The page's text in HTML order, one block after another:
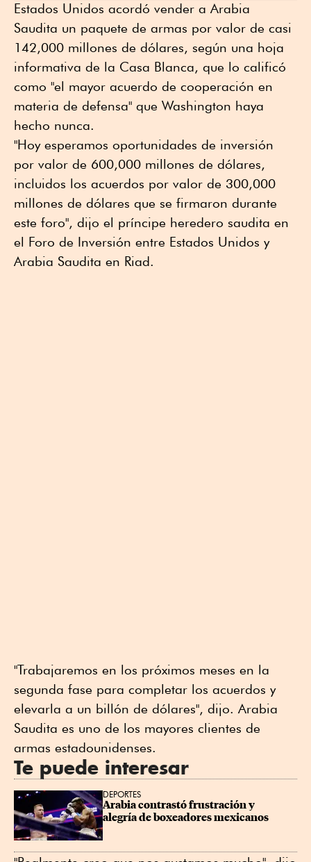
Estados Unidos acordó vender a Arabia
Saudita un paquete de armas por valor de casi
142,000 millones de dólares, según una hoja
informativa de la Casa Blanca, que lo calificó
como "el mayor acuerdo de cooperación en
materia de defensa" que Washington haya
hecho nunca.
"Hoy esperamos oportunidades de inversión
por valor de 600,000 millones de dólares,
incluidos los acuerdos por valor de 300,000
millones de dólares que se firmaron durante
este foro", dijo el príncipe heredero saudita en
el Foro de Inversión entre Estados Unidos y
Arabia Saudita en Riad.
"Trabajaremos en los próximos meses en la
segunda fase para completar los acuerdos y
elevarla a un billón de dólares", dijo. Arabia
Saudita es uno de los mayores clientes de
armas estadounidenses.
Te puede interesar
DEPORTES
Arabia contrastó frustración y
alegría de boxeadores mexicanos